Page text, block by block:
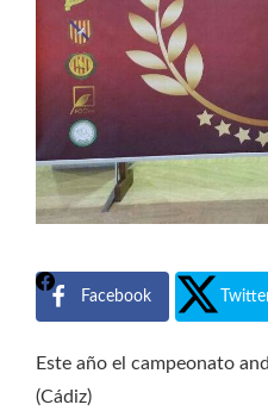
Facebook
Este año el campeonato
(Cádiz)